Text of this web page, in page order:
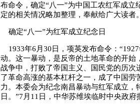
布命令，确定“八一”为中国工农红军成
定的相关情况略加整理，奉献给广大读者
确定“八一”为红军成立纪念日
1933年6月30日，项英发布命令：
动。这一暴动，是反帝的土地革命的开
战争中，打败了帝国主义、国民党的历
了革命高涨的基本杠杆之一，成了中国
力。本委会为纪念南昌暴动与红军成立
日。”7月11日，中华苏维埃临时中央政府